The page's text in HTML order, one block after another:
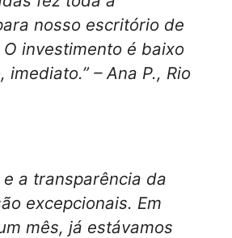
nosso escritório de
investimento é baixo
imediato.” – Ana P., Rio
e a transparência da
excepcionais. Em
mês, já estávamos